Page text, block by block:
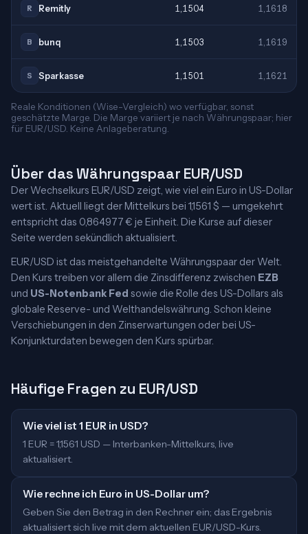
R Remitly 1,1504 1,1618
B bunq 1,1503 1,1619
S Sparkasse 1,1501 1,1621
Reale Konditionen (Wise-Vergleich) wo verfügbar, sonst
geschätzte Marge. Die Marge variiert je nach Währungspaar; hier
für EUR/USD. Keine Anlageberatung.
Über das Währungspaar EUR/USD
Der Wechselkurs EUR/USD zeigt, wie viel ein Euro in US-Dollar
wert ist. Aktuell liegt der Mittelkurs bei 1,1561 $ — umgekehrt
entspricht das 0,864977 € je Einheit. Die Kurse auf dieser
Seite werden sekündlich aktualisiert.
EUR/USD ist das meistgehandelte Währungspaar der Welt.
Den Kurs treiben vor allem die Zinsdifferenz zwischen EZB
und US-Notenbank Fed sowie die Rolle des US-Dollars als
globale Reserve- und Welthandelswährung. Schon kleine
Verschiebungen in den Zinserwartungen oder bei US-
Konjunkturdaten bewegen den Kurs spürbar.
Häufige Fragen zu EUR/USD
Wie viel ist 1 EUR in USD?
1 EUR = 1,1561 USD — Interbanken-Mittelkurs, live
aktualisiert.
Wie rechne ich Euro in US-Dollar um?
Geben Sie den Betrag in den Rechner ein; das Ergebnis
aktualisiert sich live mit dem aktuellen EUR/USD-Kurs.